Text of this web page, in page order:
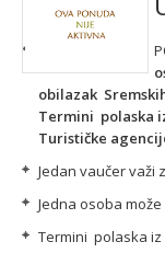
obilazak
Termini polaska
Turističke
Jedan vaučer važi
Jedna osoba
Termini polaska iz